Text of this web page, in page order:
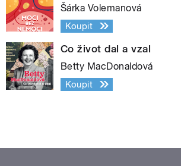
Šárka Volemanová
Koupit
Co život dal a vzal
Betty MacDonaldová
Koupit